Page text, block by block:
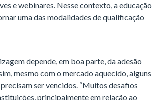
e webinares. Nesse contexto, a educação
uma das modalidades de qualificação
depende, em boa parte, da adesão
mesmo com o mercado aquecido, alguns
ser vencidos. “Muitos desafios
principalmente em relação ao